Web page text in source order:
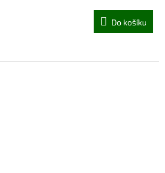
Do košíku